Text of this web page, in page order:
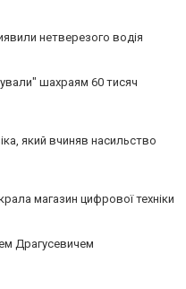
нетверезого водія
шахраям 60 тисяч
який вчиняв насильство
магазин цифрової техніки
Драгусевичем